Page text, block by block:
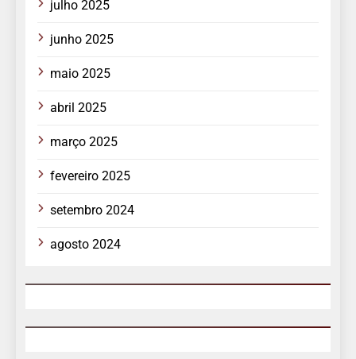
julho 2025
junho 2025
maio 2025
abril 2025
março 2025
fevereiro 2025
setembro 2024
agosto 2024